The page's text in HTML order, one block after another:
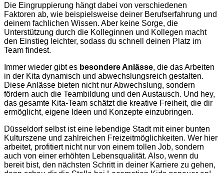
Die Eingruppierung hängt dabei von verschiedenen
Faktoren ab, wie beispielsweise deiner Berufserfahrung und
deinem fachlichen Wissen. Aber keine Sorge, die
Unterstützung durch die Kolleginnen und Kollegen macht
den Einstieg leichter, sodass du schnell deinen Platz im
Team findest.
Immer wieder gibt es besondere Anlässe, die das Arbeiten
in der Kita dynamisch und abwechslungsreich gestalten.
Diese Anlässe bieten nicht nur Abwechslung, sondern
fördern auch die Teambildung und den Austausch. Und hey,
das gesamte Kita-Team schätzt die kreative Freiheit, die dir
ermöglicht, eigene Ideen und Konzepte einzubringen.
Düsseldorf selbst ist eine lebendige Stadt mit einer bunten
Kulturszene und zahlreichen Freizeitmöglichkeiten. Wer hier
arbeitet, profitiert nicht nur von einem tollen Job, sondern
auch von einer erhöhten Lebensqualität. Also, wenn du
bereit bist, den nächsten Schritt in deiner Karriere zu gehen,